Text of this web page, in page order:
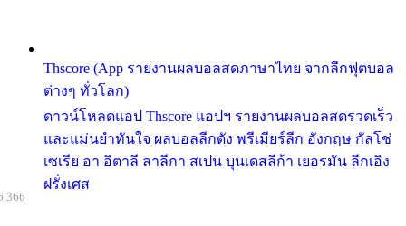
Thscore (App รายงานผลบอลสดภาษาไทย จากลีกฟุตบอล
ต่างๆ ทั่วโลก)
ดาวน์โหลดแอป Thscore แอปฯ รายงานผลบอลสดรวดเร็ว
และแม่นยำทันใจ ผลบอลลีกดัง พรีเมียร์ลีก อังกฤษ กัลโช่
เซเรีย อา อิตาลี ลาลีกา สเปน บุนเดสลีก้า เยอรมัน ลีกเอิง
ฝรั่งเศส